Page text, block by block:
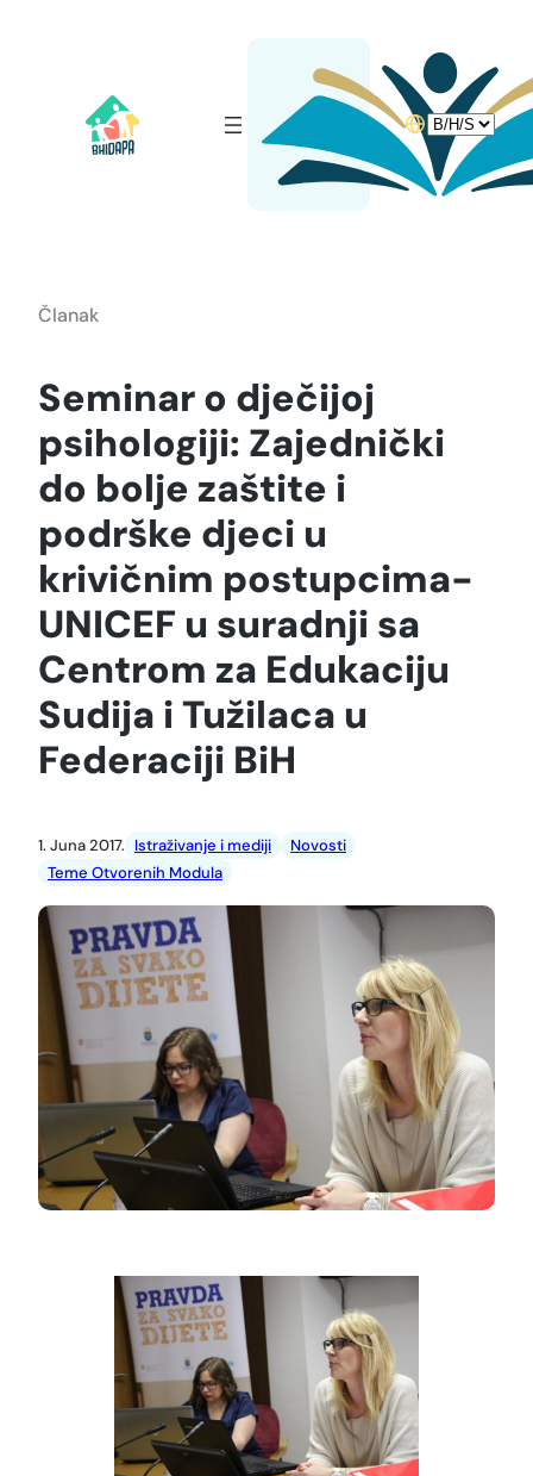
Choose
a
language
Članak
Seminar o dječijoj
psihologiji: Zajednički
do bolje zaštite i
podrške djeci u
krivičnim postupcima-
UNICEF u suradnji sa
Centrom za Edukaciju
Sudija i Tužilaca u
Federaciji BiH
1. Juna 2017. Istraživanje i mediji
Novosti
Teme Otvorenih Modula